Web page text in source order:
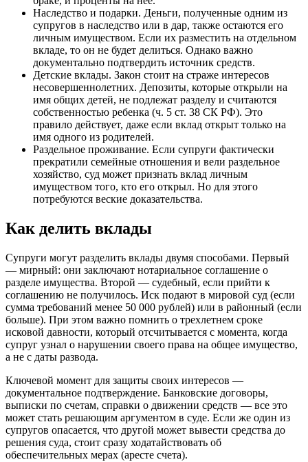
Наследство и подарки. Деньги, полученные одним из
супругов в наследство или в дар, также остаются его
личным имуществом. Если их разместить на отдельном
вкладе, то он не будет делиться. Однако важно
документально подтвердить источник средств.
Детские вклады. Закон стоит на страже интересов
несовершеннолетних. Депозиты, которые открыли на
имя общих детей, не подлежат разделу и считаются
собственностью ребенка (ч. 5 ст. 38 СК РФ). Это
правило действует, даже если вклад открыт только на
имя одного из родителей.
Раздельное проживание. Если супруги фактически
прекратили семейные отношения и вели раздельное
хозяйство, суд может признать вклад личным
имуществом того, кто его открыл. Но для этого
потребуются веские доказательства.
Как делить вклады
Супруги могут разделить вклады двумя способами. Первый
— мирный: они заключают нотариальное соглашение о
разделе имущества. Второй — судебный, если прийти к
соглашению не получилось. Иск подают в мировой суд (если
сумма требований менее 50 000 рублей) или в районный (если
больше). При этом важно помнить о трехлетнем сроке
исковой давности, который отсчитывается с момента, когда
супруг узнал о нарушении своего права на общее имущество,
а не с даты развода.
Ключевой момент для защиты своих интересов —
документальное подтверждение. Банковские договоры,
выписки по счетам, справки о движении средств — все это
может стать решающим аргументом в суде. Если же один из
супругов опасается, что другой может вывести средства до
решения суда, стоит сразу ходатайствовать об
обеспечительных мерах (аресте счета).